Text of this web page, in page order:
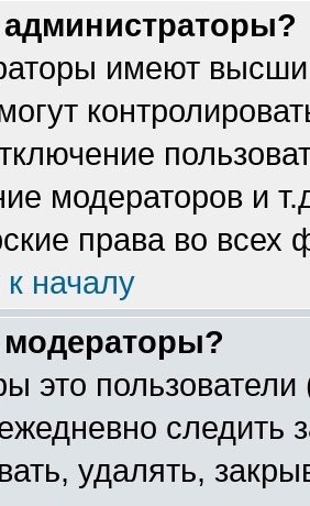
администраторы?
имеют
модераторов и
права во всех
началу
модераторы?
это
следить
удалять,